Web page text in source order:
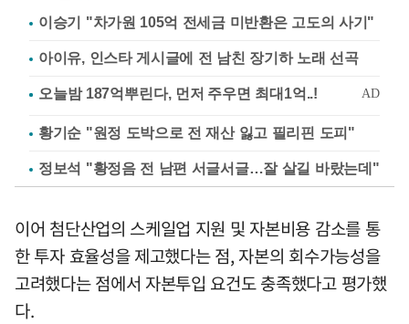
이승기 "차가원 105억 전세금 미반환은 고도의 사기"
아이유, 인스타 게시글에 전 남친 장기하 노래 선곡
황기순 "원정 도박으로 전 재산 잃고 필리핀 도피"
정보석 "황정음 전 남편 서글서글…잘 살길 바랐는데"
이어 첨단산업의 스케일업 지원 및 자본비용 감소를 통
한 투자 효율성을 제고했다는 점, 자본의 회수가능성을
고려했다는 점에서 자본투입 요건도 충족했다고 평가했
다.